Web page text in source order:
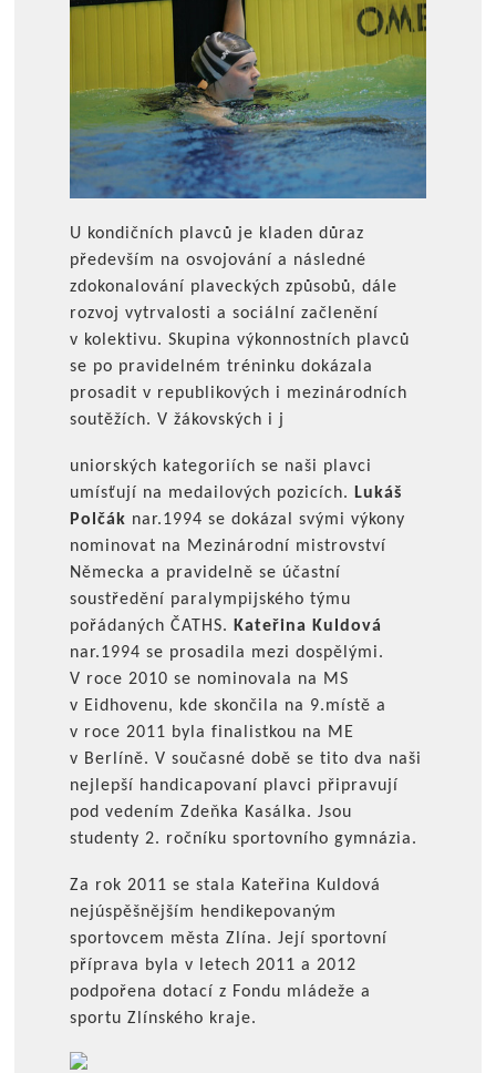
U kondičních plavců je kladen důraz
především na osvojování a následné
zdokonalování plaveckých způsobů, dále
rozvoj vytrvalosti a sociální začlenění
v kolektivu. Skupina výkonnostních plavců
se po pravidelném tréninku dokázala
prosadit v republikových i mezinárodních
soutěžích. V žákovských i j
uniorských kategoriích se naši plavci
umísťují na medailových pozicích.
Lukáš
Polčák nar.1994 se dokázal svými výkony
nominovat na Mezinárodní mistrovství
Německa a pravidelně se účastní
soustředění paralympijského týmu
pořádaných ČATHS. Kateřina Kuldová
nar.1994 se prosadila mezi dospělými.
V roce 2010 se nominovala na MS
v Eidhovenu, kde skončila na 9.místě a
v roce 2011 byla finalistkou na ME
v Berlíně. V současné době se tito dva naši
nejlepší handicapovaní plavci připravují
pod vedením Zdeňka Kasálka. Jsou
studenty 2. ročníku sportovního gymnázia.
Za rok 2011 se stala Kateřina Kuldová
nejúspěšnějším hendikepovaným
sportovcem města Zlína. Její sportovní
příprava byla v letech 2011 a 2012
podpořena dotací z Fondu mládeže a
sportu Zlínského kraje.